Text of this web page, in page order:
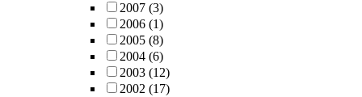
2007 (3)
2006 (1)
2005 (8)
2004 (6)
2003 (12)
2002 (17)